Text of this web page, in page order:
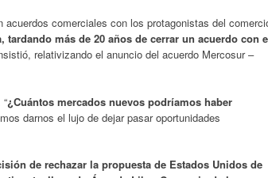
comerciales con los protagonistas del
más de 20 años de cerrar un acuerdo con
relativizando el anuncio del acuerdo Mercosur –
¿Cuántos mercados nuevos podríamos haber
darnos el lujo de dejar pasar oportunidades
de rechazar la propuesta de Estados Unidos de